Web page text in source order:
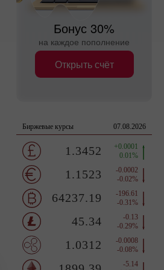
Бонус 30%
на каждое пополнение
Открыть счёт